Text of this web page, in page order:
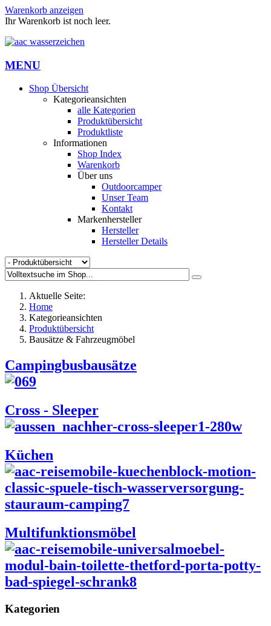
Warenkorb anzeigen
Ihr Warenkorb ist noch leer.
MENU
Shop Übersicht
Kategorieansichten
alle Kategorien
Produktübersicht
Produktliste
Informationen
Shop Index
Warenkorb
Über uns
Outdoorcamper
Unser Team
Kontakt
Markenhersteller
Hersteller
Hersteller Details
Aktuelle Seite:
Home
Kategorieansichten
Produktübersicht
Bausätze & Fahrzeugmöbel
Campingbusbausätze
Cross - Sleeper
Küchen
Multifunktionsmöbel
Kategorien